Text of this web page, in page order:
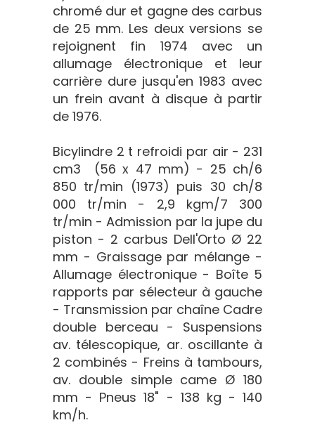
chromé dur et gagne des carbus
de 25 mm. Les deux versions se
rejoignent fin 1974 avec un
allumage électronique et leur
carrière dure jusqu'en 1983 avec
un frein avant à disque à partir
de 1976.
Bicylindre 2 t refroidi par air - 231
cm3 (56 x 47 mm) - 25 ch/6
850 tr/min (1973) puis 30 ch/8
000 tr/min - 2,9 kgm/7 300
tr/min - Admission par la jupe du
piston - 2 carbus Dell'Orto Ø 22
mm - Graissage par mélange -
Allumage électronique - Boîte 5
rapports par sélecteur à gauche
- Transmission par chaîne Cadre
double berceau - Suspensions
av. télescopique, ar. oscillante à
2 combinés - Freins à tambours,
av. double simple came Ø 180
mm - Pneus 18" - 138 kg - 140
km/h.